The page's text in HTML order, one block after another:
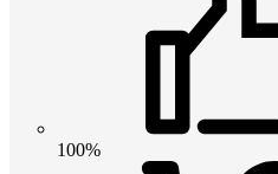
100%